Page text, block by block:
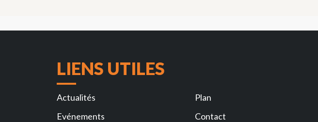
LIENS UTILES
Actualités
Evénements
Plan
Contact